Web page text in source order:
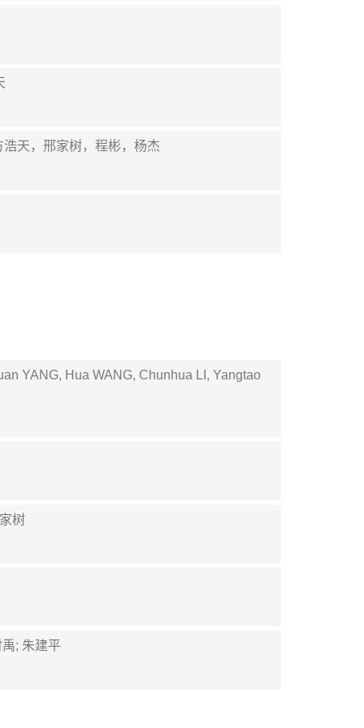
天，邢家树，程彬，杨杰
YANG, Hua WANG, Chunhua LI, Yangtao
树
; 朱建平